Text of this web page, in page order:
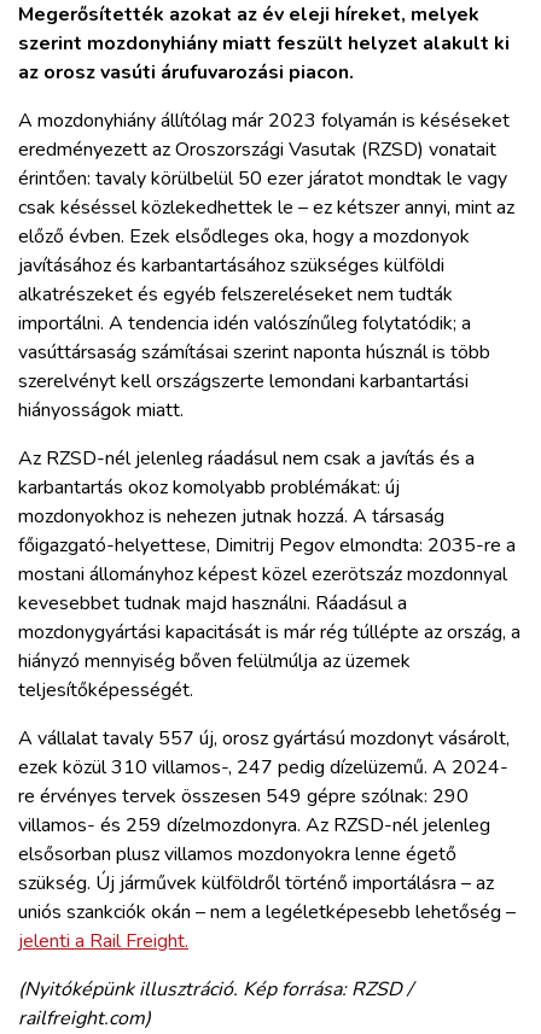
WEBSHOP
REGISZTRÁCIÓ
Megerősítették azokat az év eleji híreket, melyek
szerint mozdonyhiány miatt feszült helyzet alakult ki
az orosz vasúti árufuvarozási piacon.
A mozdonyhiány állítólag már 2023 folyamán is késéseket
eredményezett az Oroszországi Vasutak (RZSD) vonatait
érintően: tavaly körülbelül 50 ezer járatot mondtak le vagy
csak késéssel közlekedhettek le – ez kétszer annyi, mint az
előző évben. Ezek elsődleges oka, hogy a mozdonyok
javításához és karbantartásához szükséges külföldi
alkatrészeket és egyéb felszereléseket nem tudták
importálni. A tendencia idén valószínűleg folytatódik; a
vasúttársaság számításai szerint naponta húsznál is több
szerelvényt kell országszerte lemondani karbantartási
hiányosságok miatt.
Az RZSD-nél jelenleg ráadásul nem csak a javítás és a
karbantartás okoz komolyabb problémákat: új
mozdonyokhoz is nehezen jutnak hozzá. A társaság
főigazgató-helyettese, Dimitrij Pegov elmondta: 2035-re a
mostani állományhoz képest közel ezerötszáz mozdonnyal
kevesebbet tudnak majd használni. Ráadásul a
mozdonygyártási kapacitását is már rég túllépte az ország, a
hiányzó mennyiség bőven felülmúlja az üzemek
teljesítőképességét.
A vállalat tavaly 557 új, orosz gyártású mozdonyt vásárolt,
ezek közül 310 villamos-, 247 pedig dízelüzemű. A 2024-
re érvényes tervek összesen 549 gépre szólnak: 290
villamos- és 259 dízelmozdonyra. Az RZSD-nél jelenleg
elsősorban plusz villamos mozdonyokra lenne égető
szükség. Új járművek külföldről történő importálásra – az
uniós szankciók okán – nem a legéletképesebb lehetőség –
jelenti a Rail Freight.
(Nyitóképünk illusztráció. Kép forrása: RZSD /
railfreight.com)